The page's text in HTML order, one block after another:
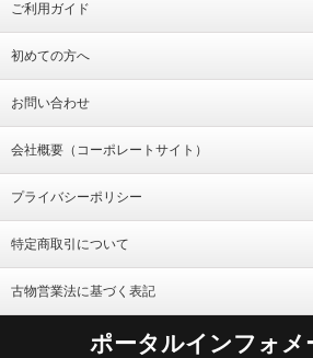
ご利用ガイド
初めての方へ
お問い合わせ
会社概要（コーポレートサイト）
プライバシーポリシー
特定商取引について
古物営業法に基づく表記
ポータルインフォメ